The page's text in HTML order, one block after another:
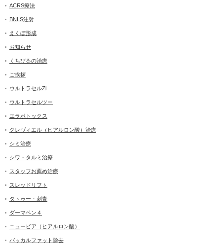
ACRS療法
BNLS注射
えくぼ形成
お知らせ
くちびるの治療
ご挨拶
ウルトラセルZi
ウルトラセルツー
エラボトックス
クレヴィエル（ヒアルロン酸）治療
シミ治療
シワ・タルミ治療
スタッフお薦め治療
スレッドリフト
タトゥー・刺青
ダーマペン４
ニュービア（ヒアルロン酸）
バッカルファット除去